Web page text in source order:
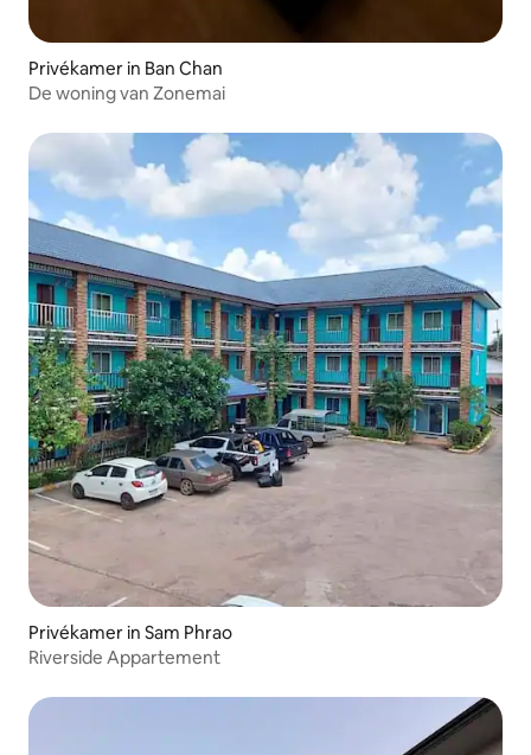
Privékamer in Ban Chan
De woning van Zonemai
Privékamer in Sam Phrao
Riverside Appartement